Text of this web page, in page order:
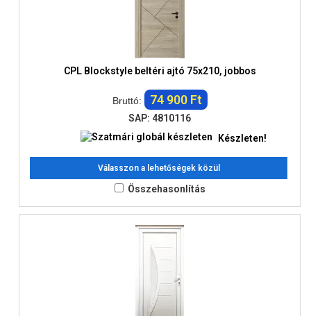
CPL Blockstyle beltéri ajtó 75x210, jobbos
Bruttó: 74 900 Ft
SAP: 4810116
Készleten!
Válasszon a lehetőségek közül
Összehasonlítás